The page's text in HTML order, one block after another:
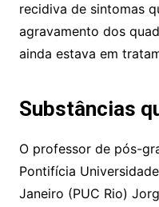
recidiva de sintomas
agravamento dos
ainda estava em
Substâncias
O professor de pós-
Pontifícia
Janeiro (PUC Rio)